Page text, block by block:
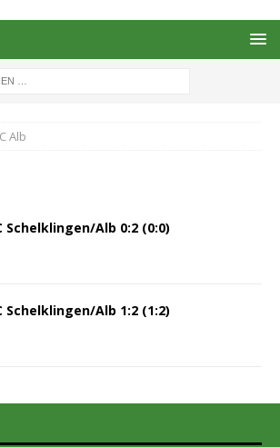
Alb
Schelklingen/Alb 0:2 (0:0)
Schelklingen/Alb 1:2 (1:2)